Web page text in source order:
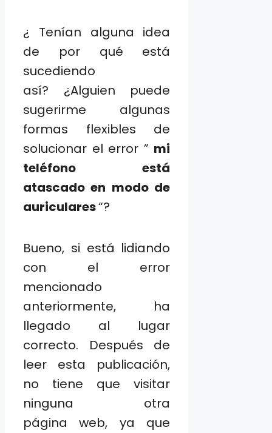
¿ Tenían alguna idea
de por qué está
sucediendo
así? ¿Alguien puede
sugerirme algunas
formas flexibles de
solucionar el error ” mi
teléfono está
atascado en modo de
auriculares“?
Bueno, si está lidiando
con el error
mencionado
anteriormente, ha
llegado al lugar
correcto. Después de
leer esta publicación,
no tiene que visitar
ninguna otra
página web, ya que